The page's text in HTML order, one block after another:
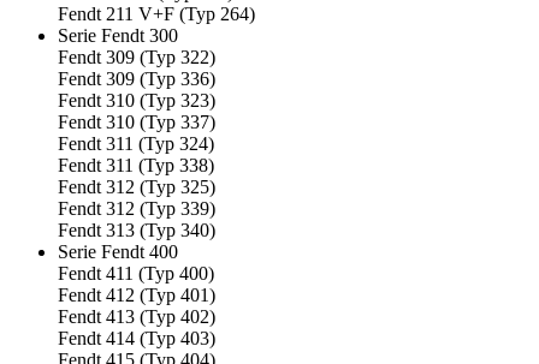
Fendt 211 V+F (Typ 264)
Serie Fendt 300
Fendt 309 (Typ 322)
Fendt 309 (Typ 336)
Fendt 310 (Typ 323)
Fendt 310 (Typ 337)
Fendt 311 (Typ 324)
Fendt 311 (Typ 338)
Fendt 312 (Typ 325)
Fendt 312 (Typ 339)
Fendt 313 (Typ 340)
Serie Fendt 400
Fendt 411 (Typ 400)
Fendt 412 (Typ 401)
Fendt 413 (Typ 402)
Fendt 414 (Typ 403)
Fendt 415 (Typ 404)